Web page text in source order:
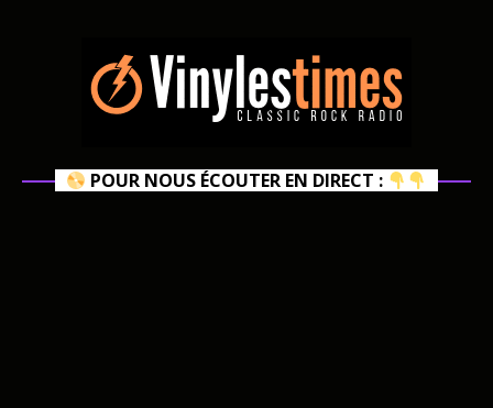
POUR NOUS ÉCOUTER EN DIRECT :